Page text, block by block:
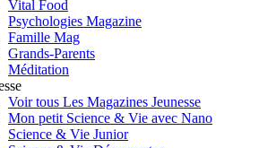
Vital Food
Psychologies Magazine
Famille Mag
Grands-Parents
Méditation
Voir tous Les Magazines Jeunesse
Mon petit Science & Vie avec Nano
Science & Vie Junior